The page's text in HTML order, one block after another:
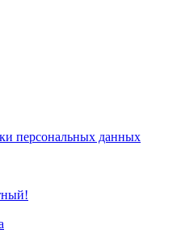
персональных данных